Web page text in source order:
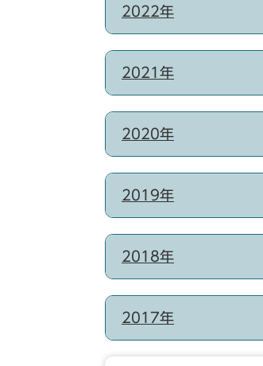
2022年
2021年
2020年
2019年
2018年
2017年